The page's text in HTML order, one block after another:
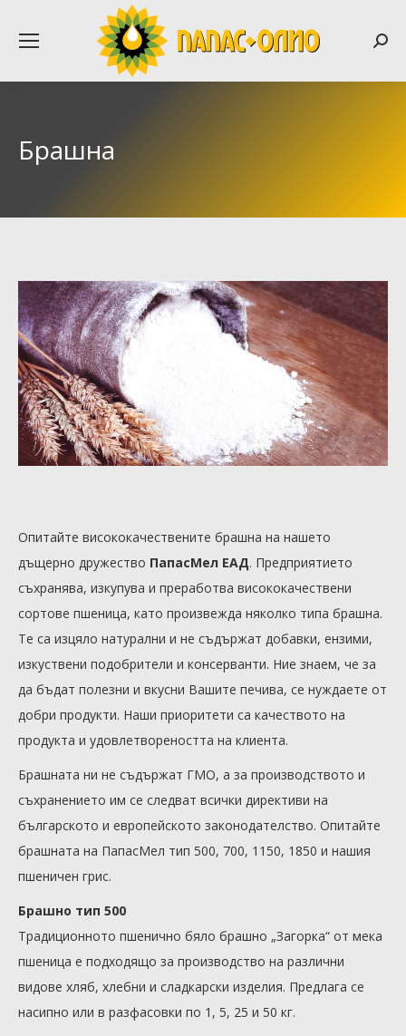
Брашна
Опитайте висококачествените брашна на нашето
дъщерно дружество ПапасМел ЕАД. Предприятието
съхранява, изкупува и преработва висококачествени
сортове пшеница, като произвежда няколко типа брашна.
Те са изцяло натурални и не съдържат добавки, ензими,
изкуствени подобрители и консерванти. Ние знаем, че за
да бъдат полезни и вкусни Вашите печива, се нуждаете от
добри продукти. Наши приоритети са качеството на
продукта и удовлетвореността на клиента.
Брашната ни не съдържат ГМО, а за производството и
съхранението им се следват всички директиви на
българското и европейското законодателство. Опитайте
брашната на ПапасМел тип 500, 700, 1150, 1850 и нашия
пшеничен грис.
Брашно тип 500
Традиционното пшенично бяло брашно „Загорка“ от мека
пшеница е подходящо за производство на различни
видове хляб, хлебни и сладкарски изделия. Предлага се
насипно или в разфасовки по 1, 5, 25 и 50 кг.